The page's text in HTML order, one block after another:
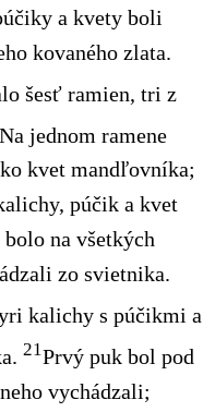
a kvety boli
kovaného zlata.
šesť ramien, tri z
Na jednom ramene
kvet mandľovníka;
púčik a kvet
na všetkých
zo svietnika.
kalichy s púčikmi a
21Prvý puk bol pod
vychádzali;